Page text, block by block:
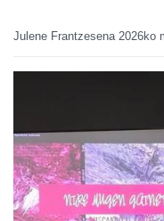
Julene Frantzesena 2026ko